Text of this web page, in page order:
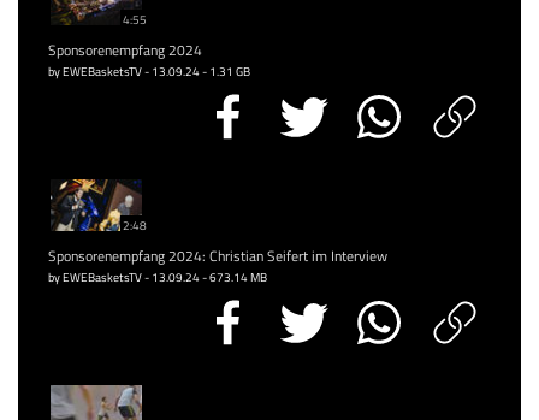
4:55
Sponsorenempfang 2024
by EWEBasketsTV - 13.09.24 - 1.31 GB
2:48
Sponsorenempfang 2024: Christian Seifert im Interview
by EWEBasketsTV - 13.09.24 - 673.14 MB